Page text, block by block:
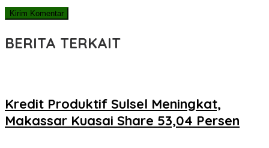
BERITA TERKAIT
Kredit Produktif Sulsel Meningkat,
Makassar Kuasai Share 53,04 Persen